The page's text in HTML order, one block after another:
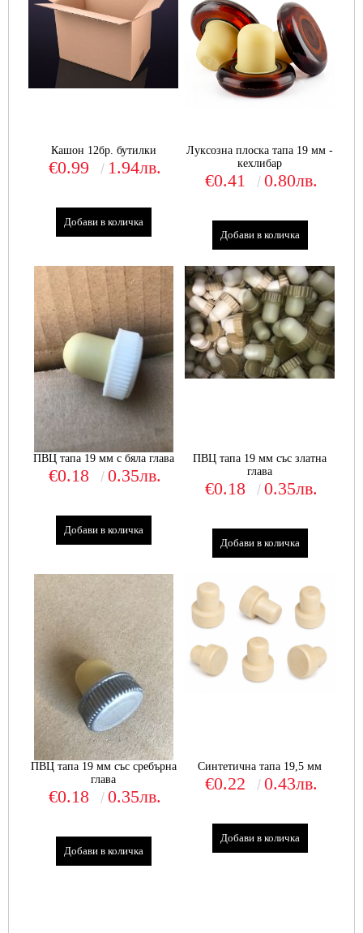
Кашон 12бр. бутилки
€0.99 1.94лв.
Луксозна плоска тапа 19 мм -
кехлибар
€0.41 0.80лв.
ПВЦ тапа 19 мм с бяла глава
€0.18 0.35лв.
ПВЦ тапа 19 мм със златна
глава
€0.18 0.35лв.
ПВЦ тапа 19 мм със сребърна
глава
€0.18 0.35лв.
Синтетична тапа 19,5 мм
€0.22 0.43лв.